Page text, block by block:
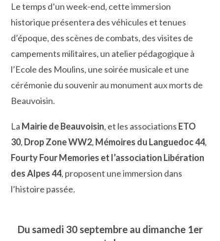
Le temps d’un week-end, cette immersion
historique présentera des véhicules et tenues
d’époque, des scènes de combats, des visites de
campements militaires, un atelier pédagogique à
l’Ecole des Moulins, une soirée musicale et une
cérémonie du souvenir au monument aux morts de
Beauvoisin.
La Mairie de Beauvoisin, et les associations ETO
30, Drop Zone WW2, Mémoires du Languedoc 44,
Fourty Four Memories et l’association Libération
des Alpes 44, proposent une immersion dans
l’histoire passée.
Du samedi 30 septembre au dimanche 1er